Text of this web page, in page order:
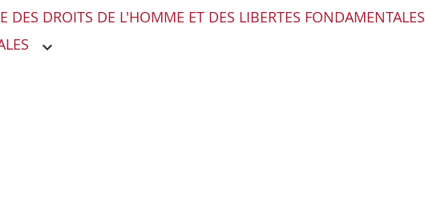
DES DROITS DE L'HOMME ET DES LIBERTES FONDAMENTALES